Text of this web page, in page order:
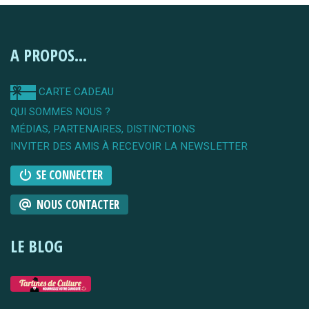
A PROPOS...
CARTE CADEAU
QUI SOMMES NOUS ?
MÉDIAS, PARTENAIRES, DISTINCTIONS
INVITER DES AMIS À RECEVOIR LA NEWSLETTER
SE CONNECTER
NOUS CONTACTER
LE BLOG